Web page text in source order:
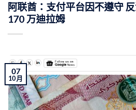
阿联酋：支付平台因不遵守
170 万迪拉姆
07
10 月